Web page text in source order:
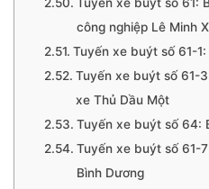
công nghiệp Lê Minh
Tuyến xe buýt số 61-
Tuyến xe buýt số 61-
xe Thủ Dầu Một
Tuyến xe buýt số 64:
Tuyến xe buýt số 61-
Bình Dương